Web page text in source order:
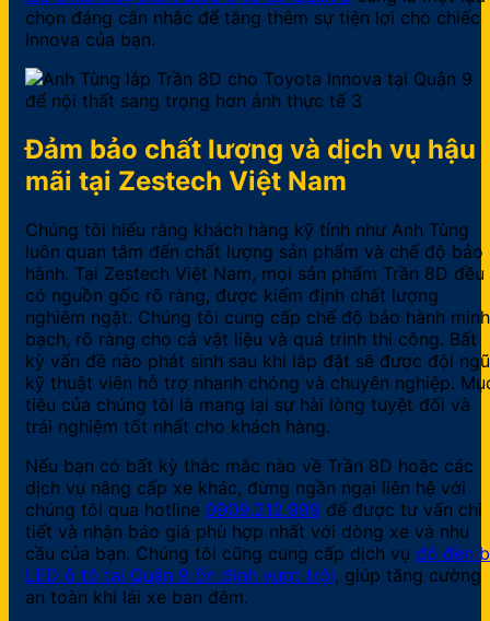
chọn đáng cân nhắc để tăng thêm sự tiện lợi cho chiếc
Innova của bạn.
Đảm bảo chất lượng và dịch vụ hậu
mãi tại Zestech Việt Nam
Chúng tôi hiểu rằng khách hàng kỹ tính như Anh Tùng
luôn quan tâm đến chất lượng sản phẩm và chế độ bảo
hành. Tại Zestech Việt Nam, mọi sản phẩm Trần 8D đều
có nguồn gốc rõ ràng, được kiểm định chất lượng
nghiêm ngặt. Chúng tôi cung cấp chế độ bảo hành minh
bạch, rõ ràng cho cả vật liệu và quá trình thi công. Bất
kỳ vấn đề nào phát sinh sau khi lắp đặt sẽ được đội ngũ
kỹ thuật viên hỗ trợ nhanh chóng và chuyên nghiệp.
tiêu của chúng tôi là mang lại sự hài lòng tuyệt đối và
trải nghiệm tốt nhất cho khách hàng.
Nếu bạn có bất kỳ thắc mắc nào về Trần 8D hoặc các
dịch vụ nâng cấp xe khác, đừng ngần ngại liên hệ với
chúng tôi qua hotline 0909.212.999 để được tư vấn chi
tiết và nhận báo giá phù hợp nhất với dòng xe và nhu
cầu của bạn. Chúng tôi cũng cung cấp dịch vụ độ đèn
LED ô tô tại Quận 9 ổn định vượt trội, giúp tăng cường
an toàn khi lái xe ban đêm.